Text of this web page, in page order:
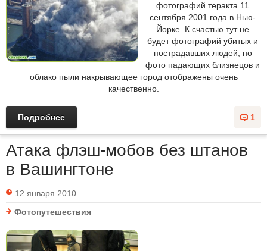
фотографий теракта 11
сентября 2001 года в Нью-
Йорке. К счастью тут не
будет фотографий убитых и
пострадавших людей, но
фото падающих близнецов и
облако пыли накрывающее город отображены очень
качественно.
1
Подробнее
Атака флэш-мобов без штанов
в Вашингтоне
12 января 2010
Фотопутешествия